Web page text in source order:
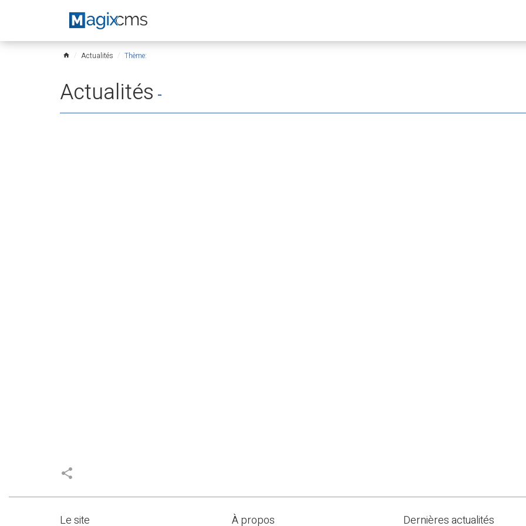
home Actualités Thème:
Actualités -
share
Le site À propos Dernières actualités